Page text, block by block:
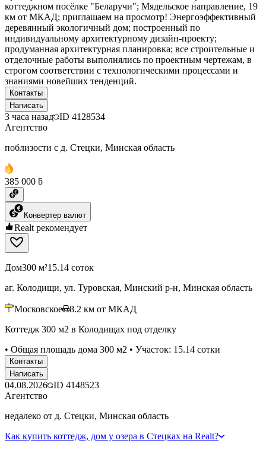
коттеджном посёлке "Беларучи"; Мядельское направление, 19
км от МКАД; приглашаем на просмотр! Энергоэффективный
деревянный экологичный дом; построенный по
индивидуальному архитектурному дизайн-проекту;
продуманная архитектурная планировка; все строительные и
отделочные работы выполнялись по проектным чертежам, в
строгом соответствии с технологическими процессами и
знаниями новейших тенденций.
Контакты
Написать
3 часа назад ID 4128534
Агентство
поблизости с д. Стецки, Минская область
385 000 ƃ
Конвертер валют
Realt рекомендует
Дом300 м²15.14 соток
аг. Колодищи, ул. Туровская, Минский р-н, Минская область
Московское 8.2 км от МКАД
Коттедж 300 м2 в Колодищах под отделку
• Общая площадь дома 300 м2 • Участок: 15.14 сотки
Контакты
Написать
04.08.2026 ID 4148523
Агентство
недалеко от д. Стецки, Минская область
Как купить коттедж, дом у озера в Стецках на Realt?